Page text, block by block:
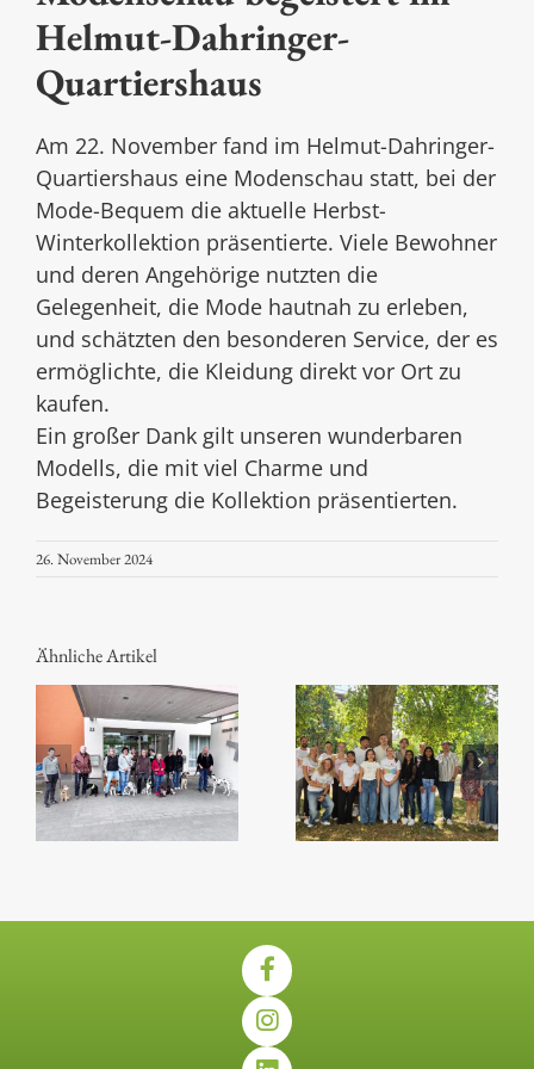
Helmut-Dahringer-
Quartiershaus
Am 22. November fand im Helmut-Dahringer-
Quartiershaus eine Modenschau statt, bei der
Mode-Bequem die aktuelle Herbst-
Winterkollektion präsentierte. Viele Bewohner
und deren Angehörige nutzten die
Gelegenheit, die Mode hautnah zu erleben,
und schätzten den besonderen Service, der es
ermöglichte, die Kleidung direkt vor Ort zu
kaufen.
Ein großer Dank gilt unseren wunderbaren
Modells, die mit viel Charme und
Begeisterung die Kollektion präsentierten.
26. November 2024
Ähnliche Artikel